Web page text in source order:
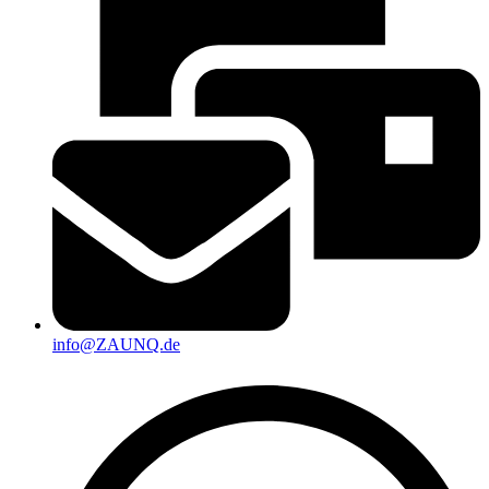
info@ZAUNQ.de